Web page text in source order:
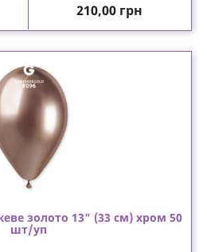
Ціна
210,00 грн
золото 13" (33 см) хром 50
шт/уп